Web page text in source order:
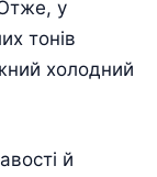
у
тонів
холодний
й